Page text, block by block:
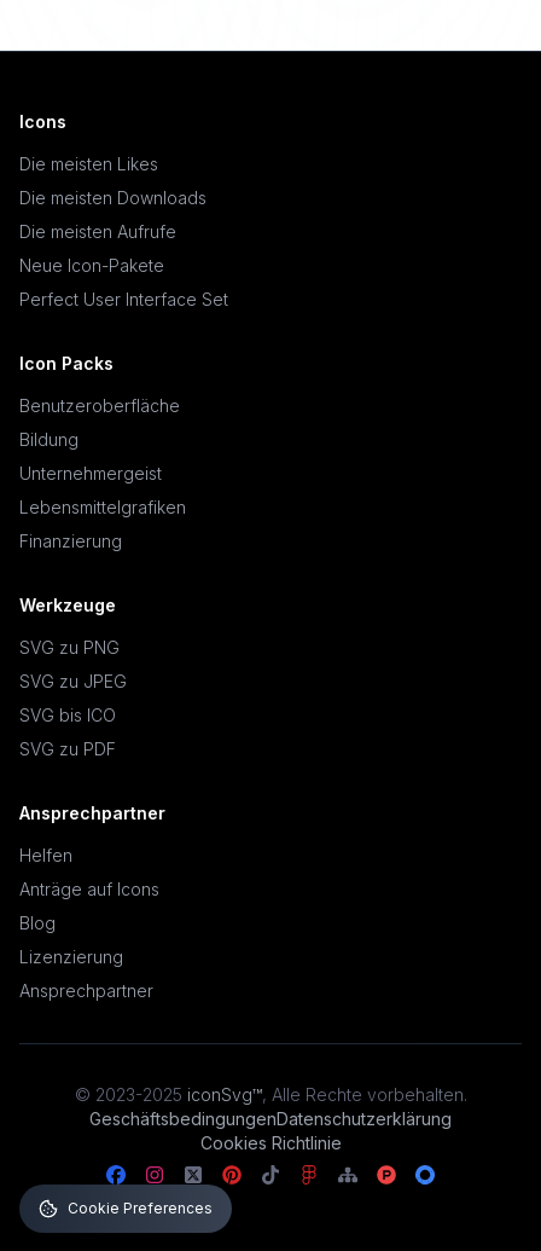
Icons
Die meisten Likes
Die meisten Downloads
Die meisten Aufrufe
Neue Icon-Pakete
Perfect User Interface Set
Icon Packs
Benutzeroberfläche
Bildung
Unternehmergeist
Lebensmittelgrafiken
Finanzierung
Werkzeuge
SVG zu PNG
SVG zu JPEG
SVG bis ICO
SVG zu PDF
Ansprechpartner
Helfen
Anträge auf Icons
Blog
Lizenzierung
Ansprechpartner
© 2023-2025 iconSvg™, Alle Rechte vorbehalten.
GeschäftsbedingungenDatenschutzerklärung
Cookies Richtlinie
Cookie Preferences